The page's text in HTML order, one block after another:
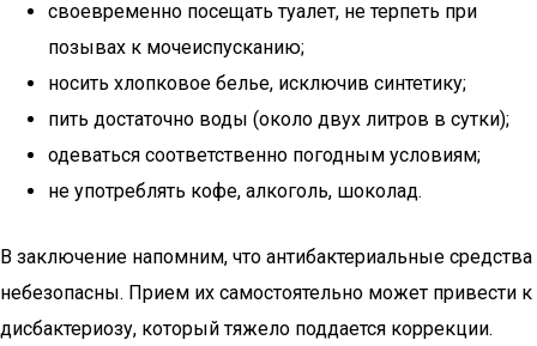
своевременно посещать туалет, не терпеть при
позывах к мочеиспусканию;
носить хлопковое белье, исключив синтетику;
пить достаточно воды (около двух литров в сутки);
одеваться соответственно погодным условиям;
не употреблять кофе, алкоголь, шоколад.
В заключение напомним, что антибактериальные средства
небезопасны. Прием их самостоятельно может привести к
дисбактериозу, который тяжело поддается коррекции.